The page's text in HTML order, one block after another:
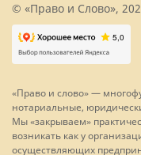
© «Право и Слово»,
«Право и слово» —
нотариальные,
Мы «закрываем»
возникать как у
осуществляющих